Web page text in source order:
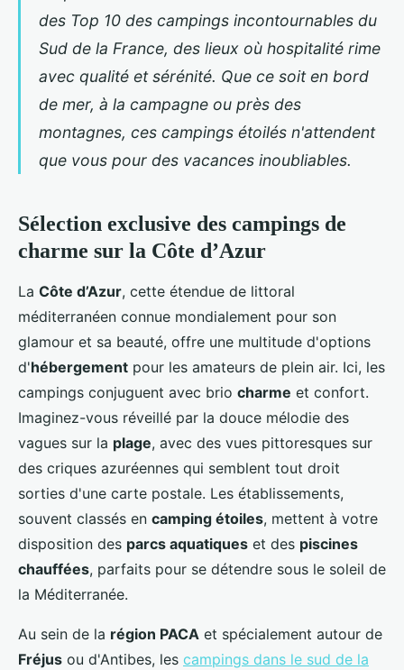
des Top 10 des campings incontournables du
Sud de la France, des lieux où hospitalité rime
avec qualité et sérénité. Que ce soit en bord
de mer, à la campagne ou près des
montagnes, ces campings étoilés n'attendent
que vous pour des vacances inoubliables.
Sélection exclusive des campings de
charme sur la Côte d’Azur
La Côte d’Azur, cette étendue de littoral
méditerranéen connue mondialement pour son
glamour et sa beauté, offre une multitude d'options
d'hébergement pour les amateurs de plein air. Ici, les
campings conjuguent avec brio charme et confort.
Imaginez-vous réveillé par la douce mélodie des
vagues sur la plage, avec des vues pittoresques sur
des criques azuréennes qui semblent tout droit
sorties d'une carte postale. Les établissements,
souvent classés en camping étoiles, mettent à votre
disposition des parcs aquatiques et des piscines
chauffées, parfaits pour se détendre sous le soleil de
la Méditerranée.
Au sein de la région PACA et spécialement autour de
Fréjus ou d'Antibes, les campings dans le sud de la